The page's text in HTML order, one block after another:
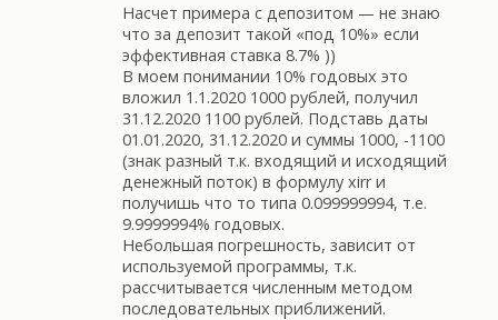
Насчет примера с депозитом — не знаю
что за депозит такой «под 10%» если
эффективная ставка 8.7% ))
В моем понимании 10% годовых это
вложил 1.1.2020 1000 рублей, получил
31.12.2020 1100 рублей. Подставь даты
01.01.2020, 31.12.2020 и суммы 1000, -1100
(знак разный т.к. входящий и исходящий
денежный поток) в формулу xirr и
получишь что то типа 0.099999994, т.е.
9.9999994% годовых.
Небольшая погрешность, зависит от
используемой программы, т.к.
рассчитывается численным методом
последовательных приближений.